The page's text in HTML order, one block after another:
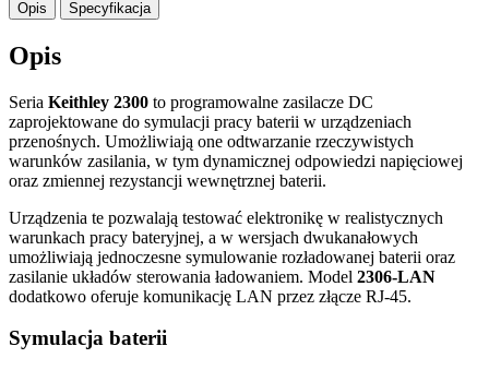
Opis Specyfikacja
Opis
Seria Keithley 2300 to programowalne zasilacze DC
zaprojektowane do symulacji pracy baterii w urządzeniach
przenośnych. Umożliwiają one odtwarzanie rzeczywistych
warunków zasilania, w tym dynamicznej odpowiedzi napięciowej
oraz zmiennej rezystancji wewnętrznej baterii.
Urządzenia te pozwalają testować elektronikę w realistycznych
warunkach pracy bateryjnej, a w wersjach dwukanałowych
umożliwiają jednoczesne symulowanie rozładowanej baterii oraz
zasilanie układów sterowania ładowaniem. Model 2306-LAN
dodatkowo oferuje komunikację LAN przez złącze RJ-45.
Symulacja baterii